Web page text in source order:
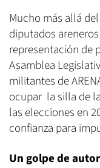
Mucho más allá
diputados
representación de
Asamblea
militantes de
ocupar la silla de
las elecciones en
confianza para
Un golpe de